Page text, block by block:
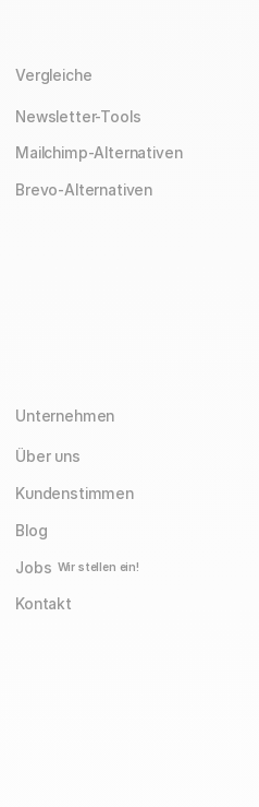
Vergleiche
Newsletter-Tools
Mailchimp-Alternativen
Brevo-Alternativen
Unternehmen
Über uns
Kundenstimmen
Blog
Jobs Wir stellen ein!
Kontakt